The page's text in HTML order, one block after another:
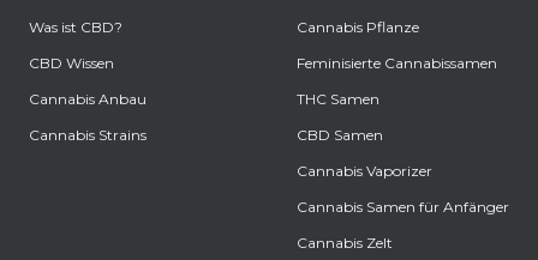
Was ist CBD?
CBD Wissen
Cannabis Anbau
Cannabis Strains
Cannabis Pflanze
Feminisierte Cannabissamen
THC Samen
CBD Samen
Cannabis Vaporizer
Cannabis Samen für Anfänger
Cannabis Zelt